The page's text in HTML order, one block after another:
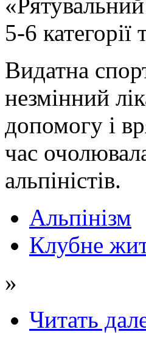
5-6 категорії
Видатна
незмінний
допомогу і
час
альпіністів.
Альпінізм
Клубне
»
Читать